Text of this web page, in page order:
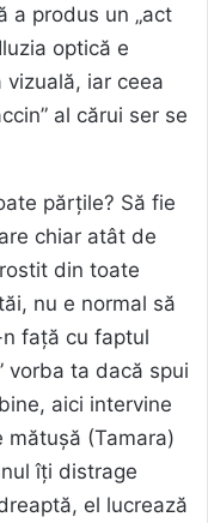
a produs un „act
optică e
iar ceea
al cărui ser se
părțile? Să fie
chiar atât de
din toate
nu e normal să
față cu faptul
vorba ta dacă spui
aici intervine
mătușă (Tamara)
îți distrage
el lucrează